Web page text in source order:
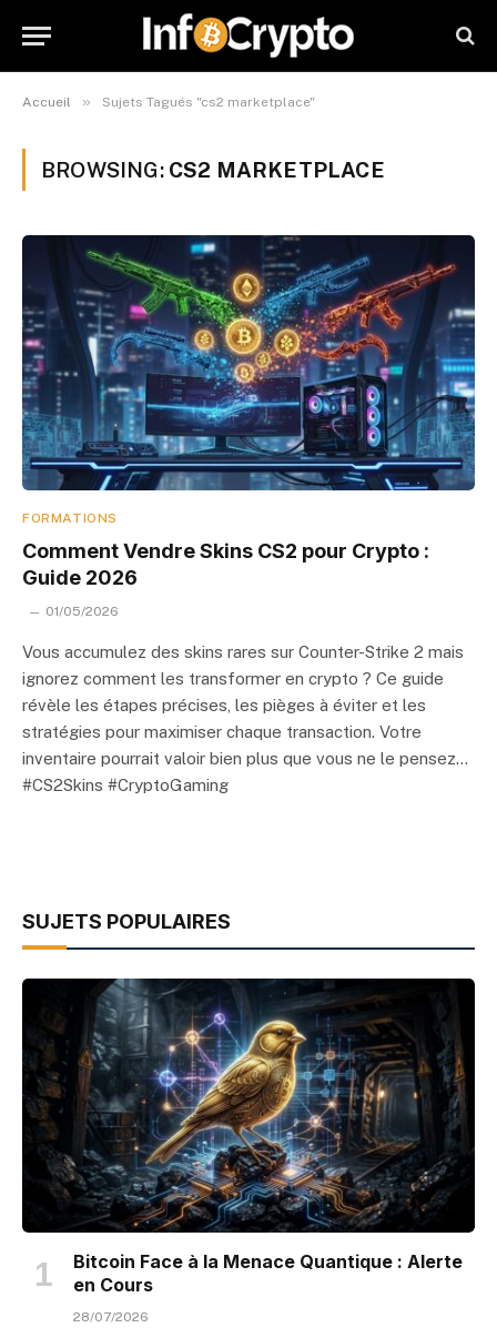
Accueil » Sujets Tagués "cs2 marketplace"
BROWSING: CS2 MARKETPLACE
FORMATIONS
Comment Vendre Skins CS2 pour Crypto :
Guide 2026
01/05/2026
Vous accumulez des skins rares sur Counter-Strike 2 mais
ignorez comment les transformer en crypto ? Ce guide
révèle les étapes précises, les pièges à éviter et les
stratégies pour maximiser chaque transaction. Votre
inventaire pourrait valoir bien plus que vous ne le pensez…
#CS2Skins #CryptoGaming
SUJETS POPULAIRES
Bitcoin Face à la Menace Quantique : Alerte
en Cours
28/07/2026